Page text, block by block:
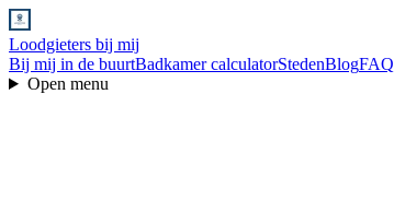
Loodgieters bij mij
Bij mij in de buurtBadkamer calculatorStedenBlogFAQ
Open menu